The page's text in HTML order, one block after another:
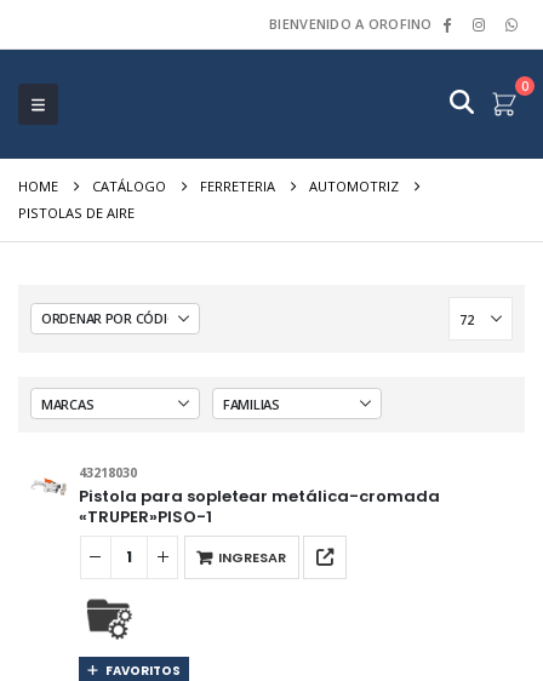
BIENVENIDO A OROFINO
0
HOME CATÁLOGO FERRETERIA
AUTOMOTRIZ
PISTOLAS DE AIRE
43218030
Pistola para sopletear metálica-cromada
«TRUPER»PISO-1
INGRESAR
FAVORITOS